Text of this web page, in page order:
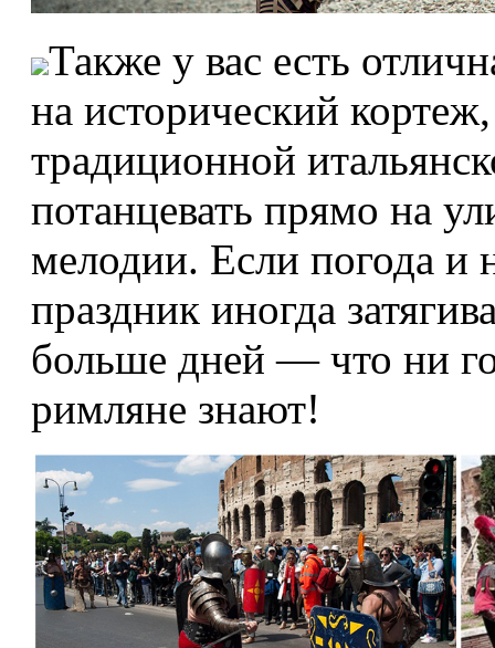
Также у вас есть
на исторический
традиционной
потанцевать прямо на
мелодии. Если погода и
праздник иногда
больше дней — что ни
римляне знают!